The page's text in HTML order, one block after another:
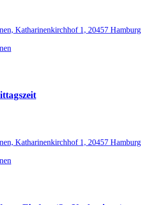
Katharinenkirchhof 1, 20457 Hamburg
Katharinenkirchhof 1, 20457 Hamburg